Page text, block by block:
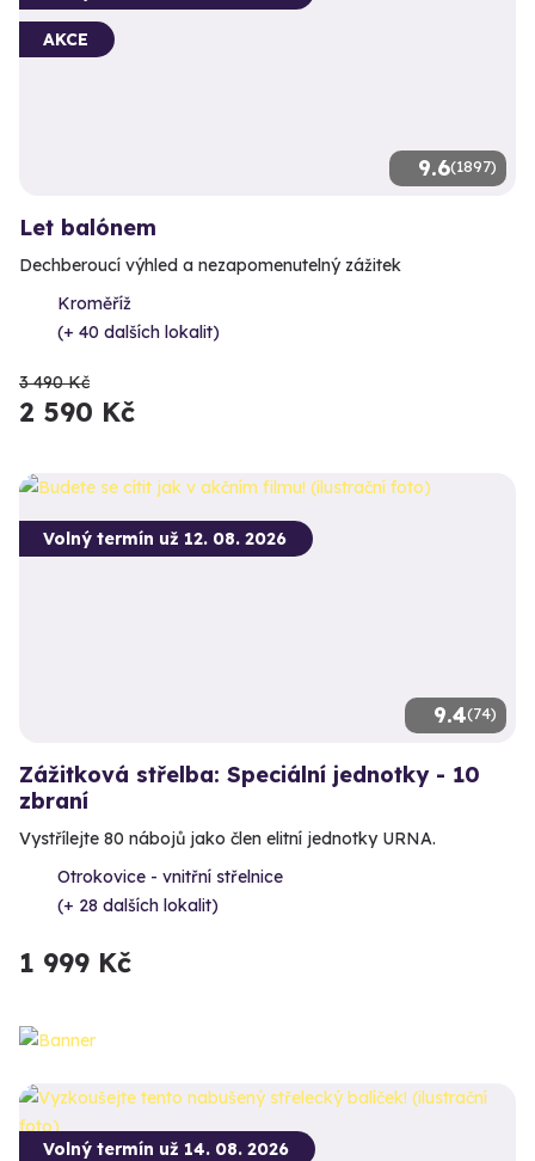
9.6(1897)
AKCE
Let balónem
Dechberoucí výhled a nezapomenutelný zážitek
Kroměříž
(+ 40 dalších lokalit)
3 490 Kč
2 590 Kč
9.4(74)
Volný termín už 12. 08. 2026
Zážitková střelba: Speciální jednotky - 10
zbraní
Vystřílejte 80 nábojů jako člen elitní jednotky URNA.
Otrokovice - vnitřní střelnice
(+ 28 dalších lokalit)
1 999 Kč
Volný termín už 14. 08. 2026